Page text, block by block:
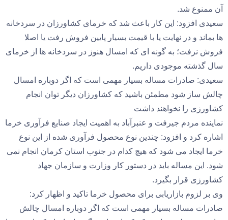
آن ممنوع شد.
سعیدی افزود: این کار باعث شد که خرمای کشاورزان در سردخانه
ها بماند و در نهایت یا با قیمت بسیار پایین فروش رفت یا اصلا
فروش نرفت؛ به گونه ای که امسال هنوز در سردخانه ها از خرمای
سال گذشته موجودی داریم.
سعیدی: صادرات مساله بسیار مهمی است که اگر دوباره امسال
چالش ساز شود مطمئن باشید که کشاورزان دیگر توان انجام
کشاورزی را نخواهند داشت
نماینده مردم جیرفت و عنبرآباد به اهمیت ایجاد صنایع فرآوری خرما
اشاره کرد و افزود: چندین نوع محصول فرآوری شده از این نوع
خرما ایجاد می شود که هیچ کدام در جنوب استان کرمان انجام نمی
شود. این مساله باید در دستور کار وزارت و سازمان جهاد
کشاورزی قرار بگیرد.
وی بر لزوم بازاریابی برای محصول خرما تاکید و اظهار کرد:
صادرات مساله بسیار مهمی است که اگر دوباره امسال چالش